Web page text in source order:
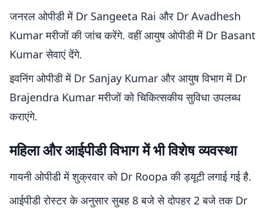
जनरल ओपीडी में Dr Sangeeta Rai और Dr Avadhesh
Kumar मरीजों की जांच करेंगे. वहीं आयुष ओपीडी में Dr Basant
Kumar सेवाएं देंगे.
इवनिंग ओपीडी में Dr Sanjay Kumar और आयुष विभाग में Dr
Brajendra Kumar मरीजों को चिकित्सकीय सुविधा उपलब्ध
कराएंगे.
महिला और आईपीडी विभाग में भी विशेष व्यवस्था
गायनी ओपीडी में शुक्रवार को Dr Roopa की ड्यूटी लगाई गई है.
आईपीडी रोस्टर के अनुसार सुबह 8 बजे से दोपहर 2 बजे तक Dr